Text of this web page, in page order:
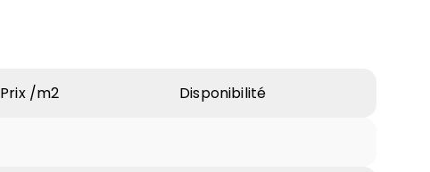
Prix /m2 Disponibilité